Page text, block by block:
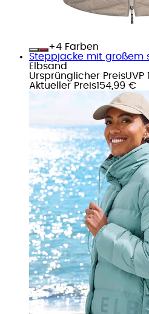
+
Farben
Steppjacke mit großem
Elbsand
Ursprünglicher PreisUVP
Aktueller Preis154,99 €